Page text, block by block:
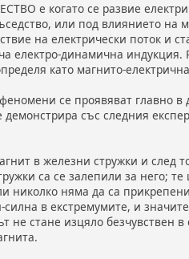
е когато се развие
или под влиянието на
на електрически поток и
електро-динамична индукция.
като магнито-
се проявяват главно в
демонстрира със следния
в железни стружки и след
са се залепили за него;
николко няма да са
в екстремумите, и
не стане изцяло безчувствен